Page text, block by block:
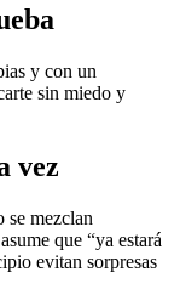
y con un
sin miedo y
vez
se mezclan
que “ya estará
evitan sorpresas